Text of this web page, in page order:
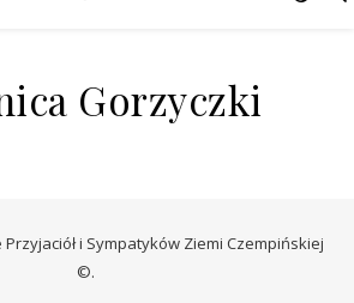
Gorzyczki
i Sympatyków Ziemi Czempińskiej
©.